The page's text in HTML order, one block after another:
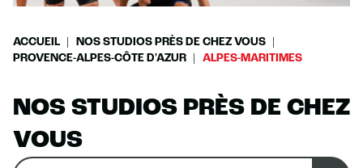
ACCUEIL
NOS STUDIOS PRÈS DE CHEZ VOUS
PROVENCE-ALPES-CÔTE D'AZUR
ALPES-MARITIMES
NOS STUDIOS PRÈS DE CHEZ
VOUS
Rechercher
Veuillez
0